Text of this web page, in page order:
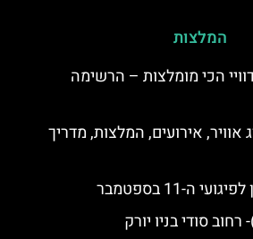
המלצות
הכי מומלצות – הרשימה
אוויר, אירועים, המלצות, מדריך
ה-11 בספטמבר